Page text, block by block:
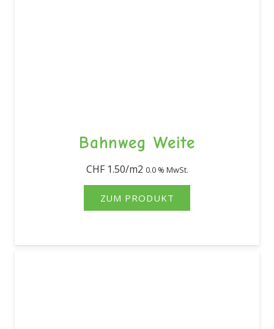
Bahnweg Weite
CHF1.50 0.0 % MwSt.
ZUM PRODUKT